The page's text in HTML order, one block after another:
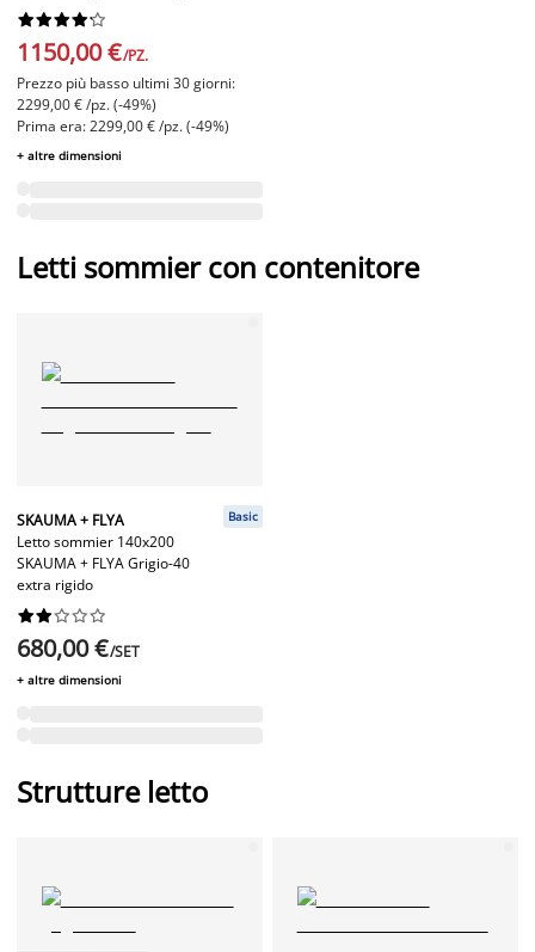






1150,00 €/PZ.
Prezzo più basso ultimi 30 giorni:
2299,00 € /pz. (-49%)
Prima era: 2299,00 € /pz. (-49%)
+ altre dimensioni
Letti sommier con contenitore
SKAUMA + FLYA
Letto sommier 140x200
SKAUMA + FLYA Grigio-40
extra rigido
Basic






680,00 €/SET
+ altre dimensioni
Strutture letto